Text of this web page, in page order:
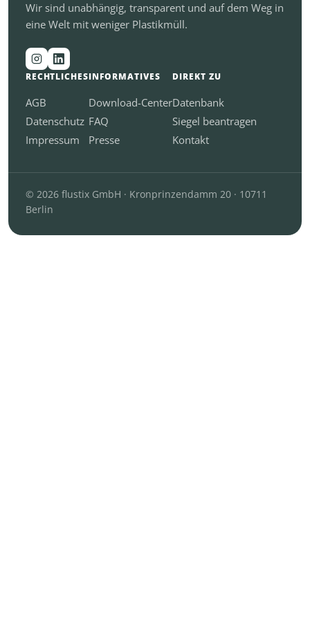
Wir sind unabhängig, transparent und auf dem Weg in
eine Welt mit weniger Plastikmüll.
RECHTLICHES
AGB
Datenschutz
Impressum
INFORMATIVES
Download-Center
FAQ
Presse
DIREKT ZU
Datenbank
Siegel beantragen
Kontakt
© 2026 flustix GmbH · Kronprinzendamm 20 · 10711
Berlin